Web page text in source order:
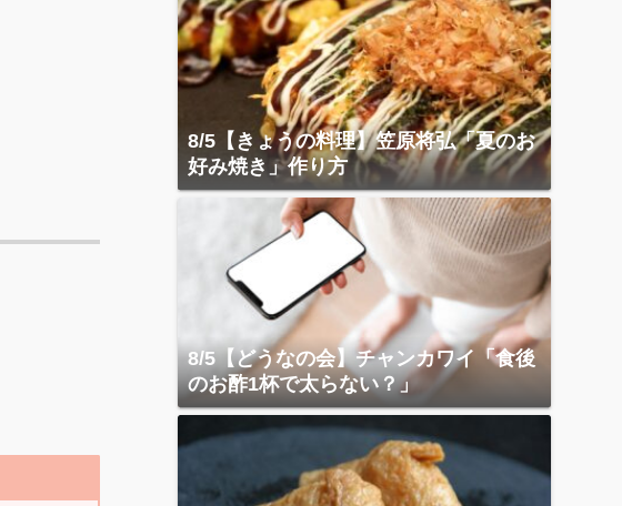
8/5【きょうの料理】笠原将弘「夏のお
好み焼き」作り方
8/5【どうなの会】チャンカワイ「食後
のお酢1杯で太らない？」